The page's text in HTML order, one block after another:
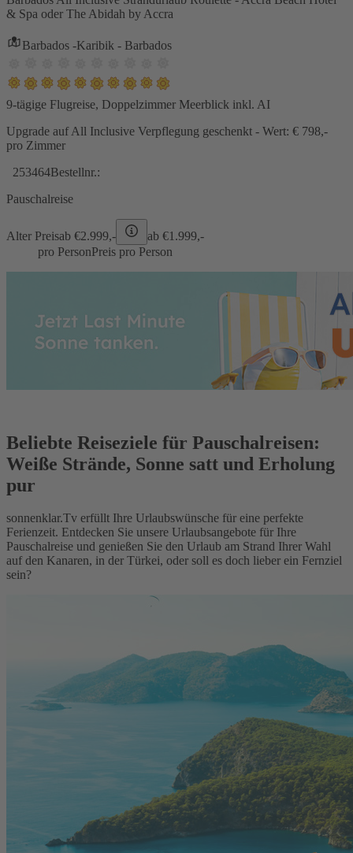
& Spa oder The Abidah by Accra
Barbados -Karibik - Barbados
9-tägige Flugreise, Doppelzimmer Meerblick inkl. AI
Upgrade auf All Inclusive Verpflegung geschenkt - Wert: € 798,-
pro Zimmer
253464Bestellnr.:
Pauschalreise
Alter Preisab €2.999,- ab €1.999,-
pro PersonPreis pro Person
Beliebte Reiseziele für Pauschalreisen:
Weiße Strände, Sonne satt und Erholung
pur
sonnenklar.Tv erfüllt Ihre Urlaubswünsche für eine perfekte
Ferienzeit. Entdecken Sie unsere Urlaubsangebote für Ihre
Pauschalreise und genießen Sie den Urlaub am Strand Ihrer Wahl
auf den Kanaren, in der Türkei, oder soll es doch lieber ein Fernziel
sein?